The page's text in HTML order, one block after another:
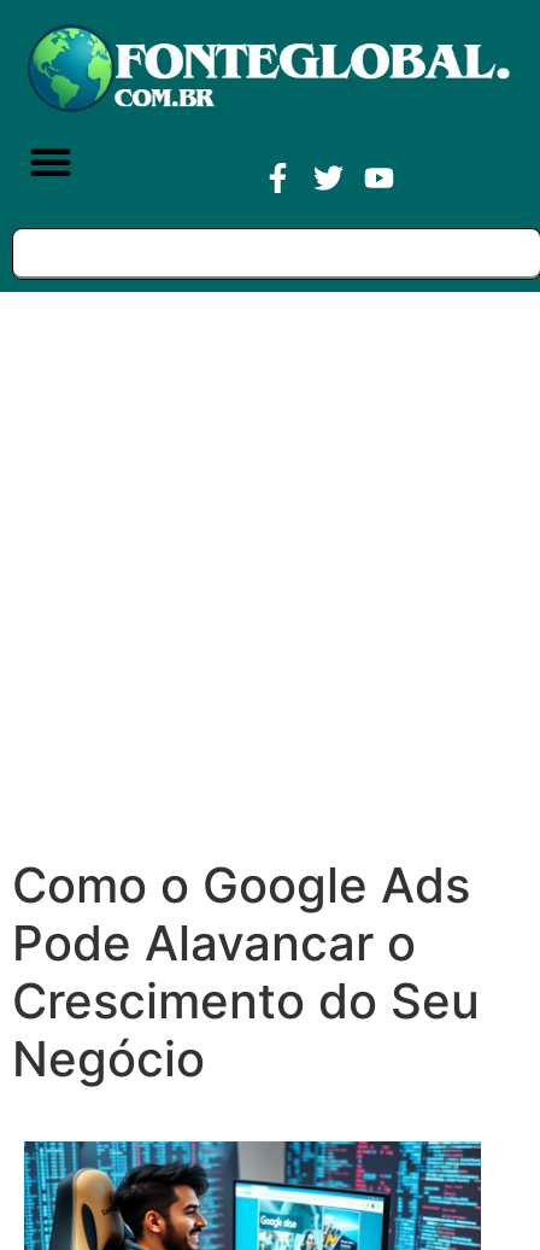
Como o Google Ads
Pode Alavancar o
Crescimento do Seu
Negócio